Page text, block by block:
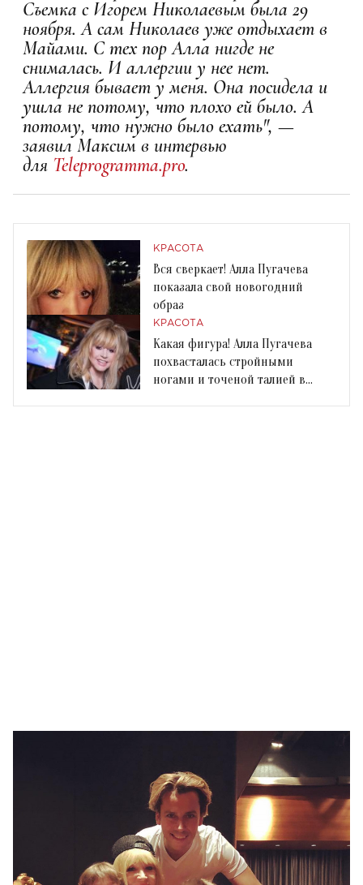
Съемка с Игорем Николаевым была 29
ноября. А сам Николаев уже отдыхает в
Майами. С тех пор Алла нигде не
снималась. И аллергии у нее нет.
Аллергия бывает у меня. Она посидела и
ушла не потому, что плохо ей было. А
потому, что нужно было ехать", —
заявил Максим в интервью
для Teleprogramma.pro.
КРАСОТА
Вся сверкает! Алла Пугачева
показала свой новогодний
образ
КРАСОТА
Какая фигура! Алла Пугачева
похвасталась стройными
ногами и точеной талией в